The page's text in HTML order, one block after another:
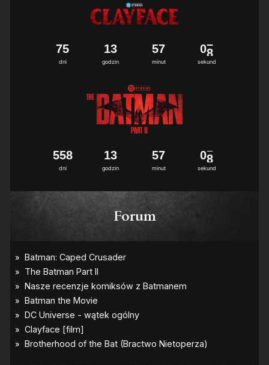
dni
75
godzin
13
minut
57
sekund
07
dni
558
godzin
13
minut
57
sekund
07
Forum